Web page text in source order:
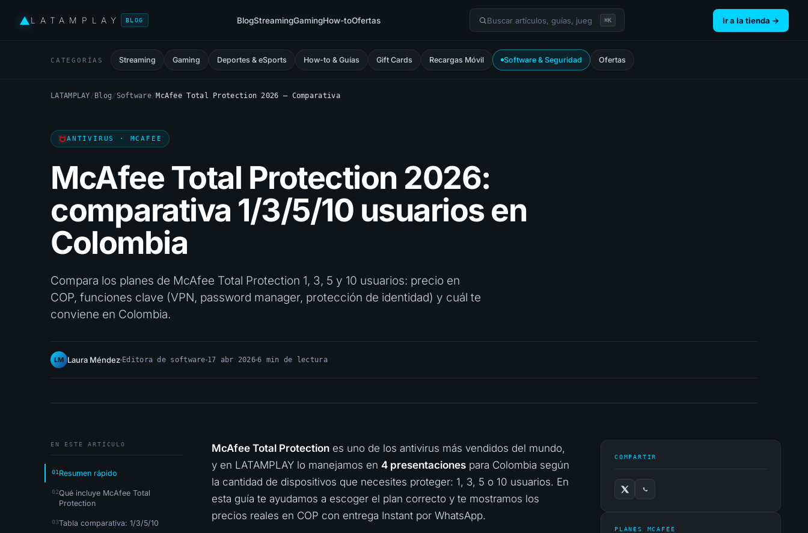
LATAMPLAY BLOG BlogStreamingGamingHow-toOfertas ⌘K Ir a la tienda →
CATEGORÍAS Streaming Gaming Deportes & eSports How-to & Guías Gift Cards Recargas Móvil Software & Seguridad Ofertas
LATAMPLAY/ Blog/ Software/McAfee Total Protection 2026 — Comparativa
ANTIVIRUS · MCAFEE
McAfee Total Protection 2026:
comparativa 1/3/5/10 usuarios en
Colombia
Compara los planes de McAfee Total Protection 1, 3, 5 y 10 usuarios: precio en
COP, funciones clave (VPN, password manager, protección de identidad) y cuál te
conviene en Colombia.
LM Laura Méndez Editora de software 17 abr 2026 6 min de lectura
EN ESTE ARTÍCULO
Resumen rápido
Qué incluye McAfee Total
Protection
Tabla comparativa: 1/3/5/10
McAfee Total Protection es uno de los antivirus más vendidos del mundo,
y en LATAMPLAY lo manejamos en 4 presentaciones para Colombia según
la cantidad de dispositivos que necesites proteger: 1, 3, 5 o 10 usuarios. En
esta guía te ayudamos a escoger el plan correcto y te mostramos los
precios reales en COP con entrega Instant por WhatsApp.
COMPARTIR
PLANES MCAFEE